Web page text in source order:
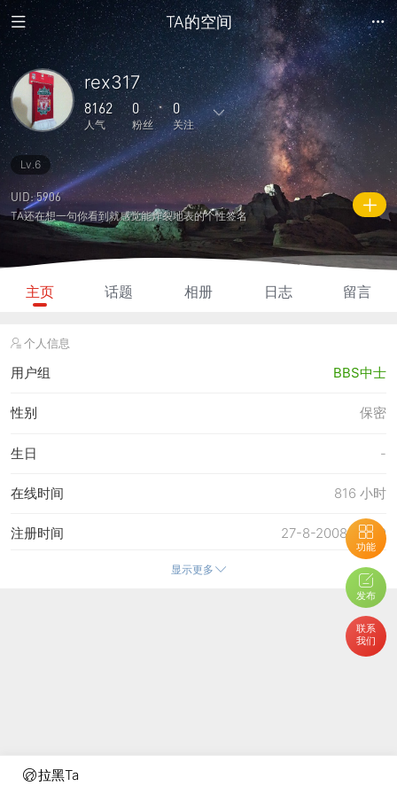
拉黑Ta
TA的空间
功能
发布
联系
我们
rex317
8162
人气
0
粉丝
0
关注
120
主题
3695
回复
1
日志
5
相册
1
好友
0 0
关注
1
说说
8162
人气
2505
积分
Lv.6
UID: 5906
TA还在想一句你看到就感觉能炸裂地表的个性签名
主页 话题 相册 日志 留言
个人信息
用户组 BBS中士
保密
性别
-
生日
816 小时
在线时间
27-8-2008 23:29
注册时间
25-2-2023 16:38
25-2-2023 15:41
19-2-2023 21:43
显示更多